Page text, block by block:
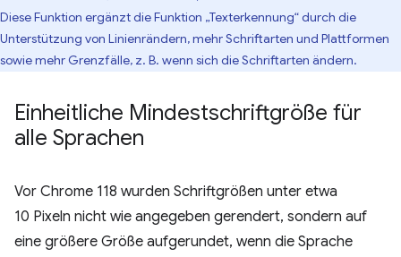
Diese Funktion ergänzt die Funktion „Texterkennung“ durch die
Unterstützung von Linienrändern, mehr Schriftarten und Plattformen
sowie mehr Grenzfälle, z. B. wenn sich die Schriftarten ändern.
Einheitliche Mindestschriftgröße für
alle Sprachen
Vor Chrome 118 wurden Schriftgrößen unter etwa
10 Pixeln nicht wie angegeben gerendert, sondern auf
eine größere Größe aufgerundet, wenn die Sprache